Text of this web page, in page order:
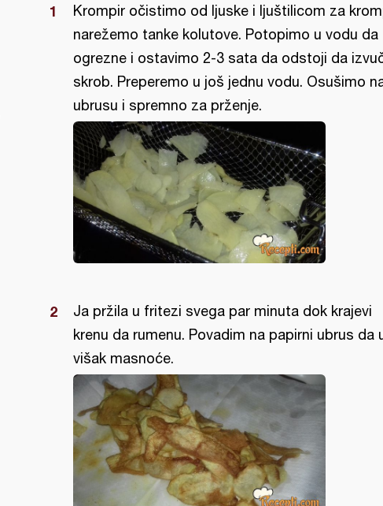
Krompir očistimo od ljuske i ljuštilicom za
narežemo tanke kolutove. Potopimo u vodu da
ogrezne i ostavimo 2-3 sata da odstoji da
skrob. Preperemo u još jednu vodu. Osušimo
ubrusu i spremno za prženje.
Ja pržila u fritezi svega par minuta dok krajevi
krenu da rumenu. Povadim na papirni ubrus da
višak masnoće.